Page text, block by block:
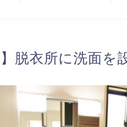
】脱衣所に洗面を